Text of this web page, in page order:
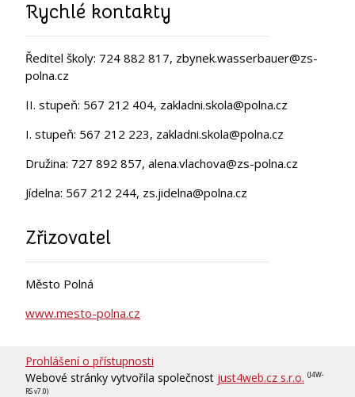
Rychlé kontakty
Ředitel školy: 724 882 817, zbynek.wasserbauer@zs-
polna.cz
II. stupeň: 567 212 404, zakladni.skola@polna.cz
I. stupeň: 567 212 223, zakladni.skola@polna.cz
Družina: 727 892 857, alena.vlachova@zs-polna.cz
Jídelna: 567 212 244, zs.jidelna@polna.cz
Zřizovatel
Město Polná
www.mesto-polna.cz
Prohlášení o přístupnosti
Webové stránky vytvořila společnost just4web.cz s.r.o. (J4W-
RS v7.0)